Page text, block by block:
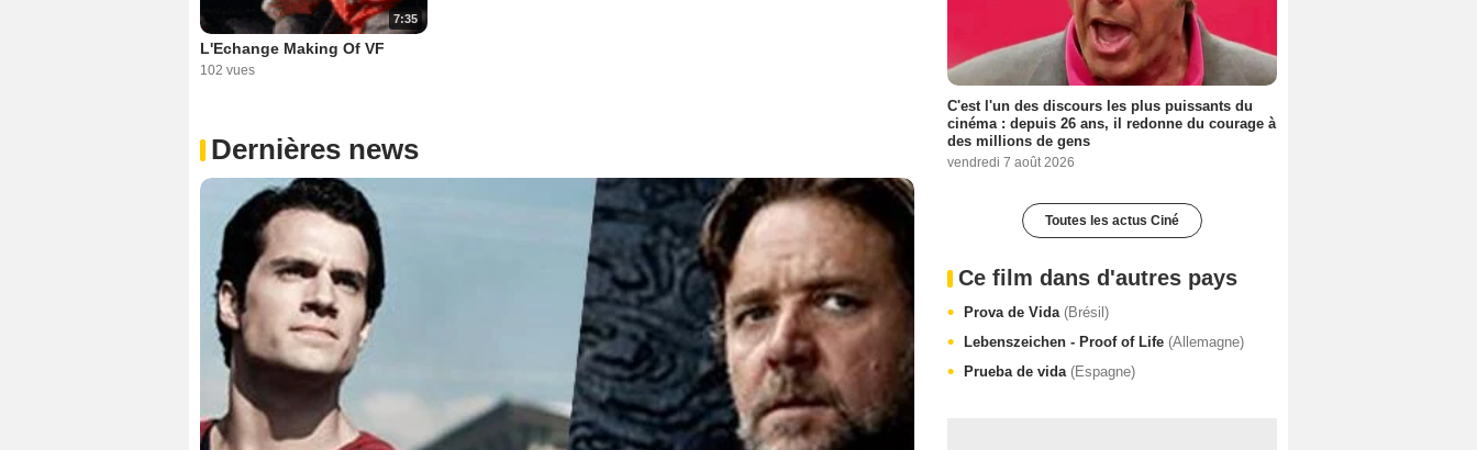
7:35
L'Echange Making Of VF
102 vues
Dernières news
C'est l'un des discours les plus puissants du
cinéma : depuis 26 ans, il redonne du courage à
des millions de gens
vendredi 7 août 2026
Toutes les actus Ciné
Ce film dans d'autres pays
Prova de Vida (Brésil)
Lebenszeichen - Proof of Life (Allemagne)
Prueba de vida (Espagne)